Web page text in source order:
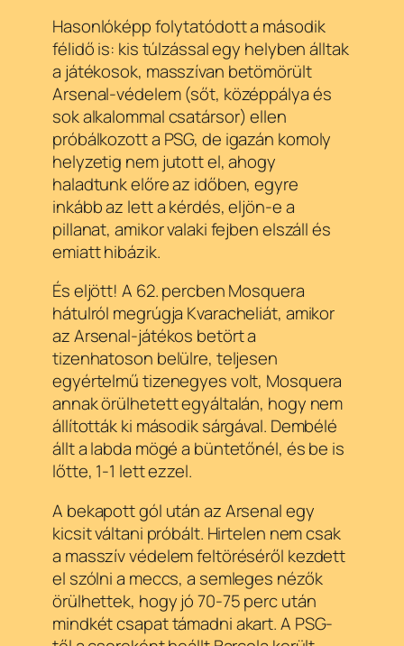
Hasonlóképp folytatódott a második
félidő is: kis túlzással egy helyben álltak
a játékosok, masszívan betömörült
Arsenal-védelem (sőt, középpálya és
sok alkalommal csatársor) ellen
próbálkozott a PSG, de igazán komoly
helyzetig nem jutott el, ahogy
haladtunk előre az időben, egyre
inkább az lett a kérdés, eljön-e a
pillanat, amikor valaki fejben elszáll és
emiatt hibázik.
És eljött! A 62. percben Mosquera
hátulról megrúgja Kvaracheliát, amikor
az Arsenal-játékos betört a
tizenhatoson belülre, teljesen
egyértelmű tizenegyes volt, Mosquera
annak örülhetett egyáltalán, hogy nem
állították ki második sárgával. Dembélé
állt a labda mögé a büntetőnél, és be is
lőtte, 1-1 lett ezzel.
A bekapott gól után az Arsenal egy
kicsit váltani próbált. Hirtelen nem csak
a masszív védelem feltöréséről kezdett
el szólni a meccs, a semleges nézők
örülhettek, hogy jó 70-75 perc után
mindkét csapat támadni akart. A PSG-